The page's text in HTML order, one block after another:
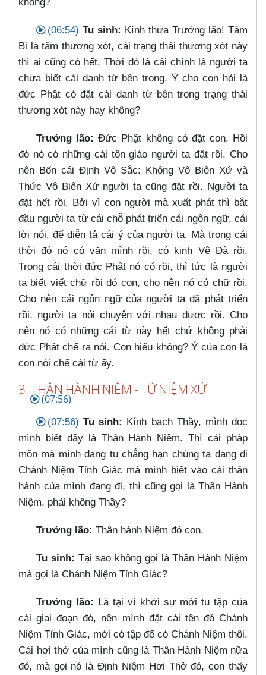
(06:54) Tu sinh: Kính thưa Trưởng lão! Tâm
Bi là tâm thương xót, cái trạng thái thương xót này
thì ai cũng có hết. Thời đó là cái chính là người ta
chưa biết cái danh từ bên trong. Ý cho con hỏi là
đức Phật có đặt cái danh từ bên trong trạng thái
thương xót này hay không?
Trưởng lão: Đức Phật không có đặt con. Hồi
đó nó có những cái tôn giáo người ta đặt rồi. Cho
nên Bốn cái Định Vô Sắc: Không Vô Biên Xứ và
Thức Vô Biên Xứ người ta cũng đặt rồi. Người ta
đặt hết rồi. Bởi vì con người mà xuất phát thì bắt
đầu người ta từ cái chỗ phát triển cái ngôn ngữ, cái
lời nói, để diễn tả cái ý của người ta. Mà trong cái
thời đó nó có văn mình rồi, có kinh Vệ Đà rồi.
Trong cái thời đức Phật nó có rồi, thì tức là người
ta biết viết chữ rồi đó con, cho nên nó có chữ rồi.
Cho nên cái ngôn ngữ của người ta đã phát triển
rồi, người ta nói chuyện với nhau được rồi. Cho
nên nó có những cái từ này hết chứ không phải
đức Phật chế ra nói. Con hiểu không? Ý của con là
con nói chế cái từ ấy.
3. THÂN HÀNH NIỆM - TỨ NIỆM XỨ
(07:56)
(07:56) Tu sinh: Kính bạch Thầy, mình đọc
mình biết đây là Thân Hành Niệm. Thì cái pháp
môn mà mình đang tu chẳng hạn chúng ta đang đi
Chánh Niệm Tỉnh Giác mà mình biết vào cái thân
hành của mình đang đi, thì cũng gọi là Thân Hành
Niệm, phải không Thầy?
Trưởng lão: Thân hành Niệm đó con.
Tu sinh: Tại sao không gọi là Thân Hành Niệm
mà gọi là Chánh Niệm Tỉnh Giác?
Trưởng lão: Là tại vì khởi sự mới tu tập của
cái giai đoạn đó, nên mình đặt cái tên đó Chánh
Niệm Tỉnh Giác, mới có tập để có Chánh Niệm thôi.
Cái hơi thở của mình cũng là Thân Hành Niệm nữa
đó, mà gọi nó là Định Niệm Hơi Thở đó, con thấy